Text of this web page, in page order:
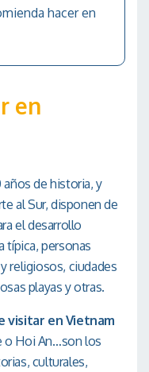
hacer en
en
de historia, y
al Sur, disponen de
el desarrollo
típica, personas
religiosos, ciudades
playas y otras.
visitar en Vietnam
o Hoi An…son los
culturales,